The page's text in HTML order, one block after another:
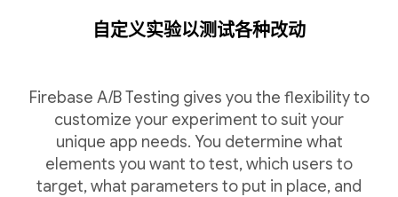
自定义实验以测试各种改动
Firebase A/B Testing gives you the flexibility to
customize your experiment to suit your
unique app needs. You determine what
elements you want to test, which users to
target, what parameters to put in place, and